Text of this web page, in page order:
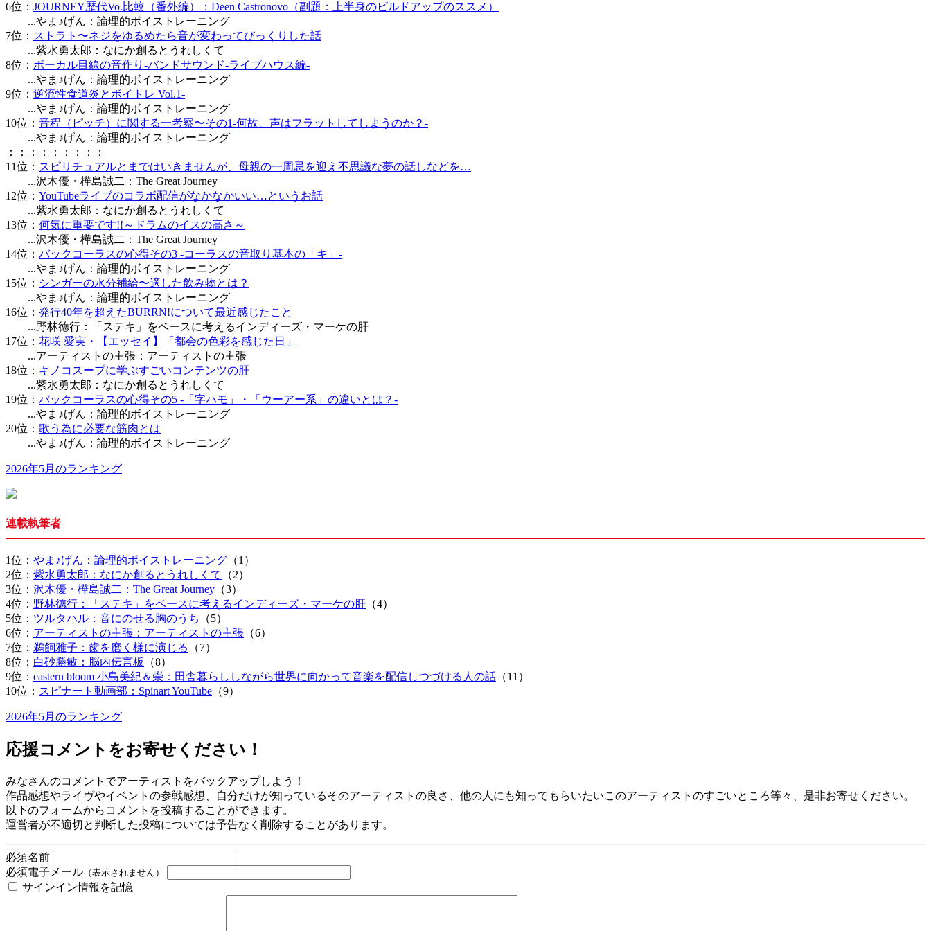
6位： JOURNEY歴代Vo.比較（番外編）：Deen Castronovo（副題：上半身のビルドアップのススメ）
...やま♪げん：論理的ボイストレーニング
7位： ストラト〜ネジをゆるめたら音が変わってびっくりした話
...紫水勇太郎：なにか創るとうれしくて
8位： ボーカル目線の音作り-バンドサウンド-ライブハウス編-
...やま♪げん：論理的ボイストレーニング
9位： 逆流性食道炎とボイトレ Vol.1-
...やま♪げん：論理的ボイストレーニング
10位： 音程（ピッチ）に関する一考察〜その1-何故、声はフラットしてしまうのか？-
...やま♪げん：論理的ボイストレーニング
：：：：：：：：：
11位： スピリチュアルとまではいきませんが、母親の一周忌を迎え不思議な夢の話しなどを…
...沢木優・樺島誠二：The Great Journey
12位： YouTubeライブのコラボ配信がなかなかいい…というお話
...紫水勇太郎：なにか創るとうれしくて
13位： 何気に重要です!!～ドラムのイスの高さ～
...沢木優・樺島誠二：The Great Journey
14位： バックコーラスの心得その3 -コーラスの音取り基本の「キ」-
...やま♪げん：論理的ボイストレーニング
15位： シンガーの水分補給〜適した飲み物とは？
...やま♪げん：論理的ボイストレーニング
16位： 発行40年を超えたBURRN!について最近感じたこと
...野林徳行：「ステキ」をベースに考えるインディーズ・マーケの肝
17位： 花咲 愛実・【エッセイ】「都会の色彩を感じた日」
...アーティストの主張：アーティストの主張
18位： キノコスープに学ぶすごいコンテンツの肝
...紫水勇太郎：なにか創るとうれしくて
19位： バックコーラスの心得その5 -「字ハモ」・「ウーアー系」の違いとは？-
...やま♪げん：論理的ボイストレーニング
20位： 歌う為に必要な筋肉とは
...やま♪げん：論理的ボイストレーニング
2026年5月のランキング
連載執筆者
1位： やま♪げん：論理的ボイストレーニング （1）
2位： 紫水勇太郎：なにか創るとうれしくて
（2）
3位： 沢木優・樺島誠二：The Great Journey （3）
4位： 野林徳行：「ステキ」をベースに考えるインディーズ・マーケの肝 （4）
5位： ツルタハル：音にのせる胸のうち
（5）
6位： アーティストの主張：アーティストの主張 （6）
7位： 鵜飼雅子：歯を磨く様に演じる
（7）
8位： 白砂勝敏：脳内伝言板
（8）
9位： eastern bloom 小島美紀＆崇：田舎暮らししながら世界に向かって音楽を配信しつづける人の話 （11）
10位： スピナート動画部：Spinart YouTube （9）
2026年5月のランキング
応援コメントをお寄せください！
みなさんのコメントでアーティストをバックアップしよう！
作品感想やライヴやイベントの参戦感想、自分だけが知っているそのアーティストの良さ、他の人にも知ってもらいたいこのアーティストのすごいところ等々、是非お寄せください。
以下のフォームからコメントを投稿することができます。
運営者が不適切と判断した投稿については予告なく削除することがあります。
必須名前
必須電子メール （表示されません）
サインイン情報を記憶